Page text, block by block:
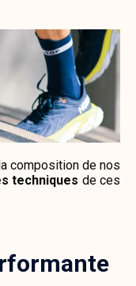
composition de nos
techniques de ces